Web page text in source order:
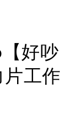
好吵
工作